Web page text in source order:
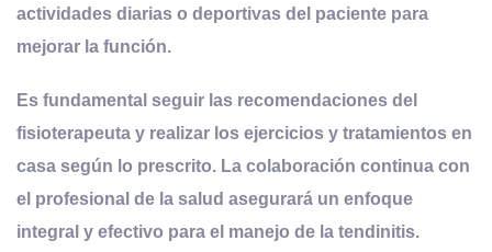
actividades diarias o deportivas del paciente para
mejorar la función.
Es fundamental seguir las recomendaciones del
fisioterapeuta y realizar los ejercicios y tratamientos en
casa según lo prescrito. La colaboración continua con
el profesional de la salud asegurará un enfoque
integral y efectivo para el manejo de la tendinitis.